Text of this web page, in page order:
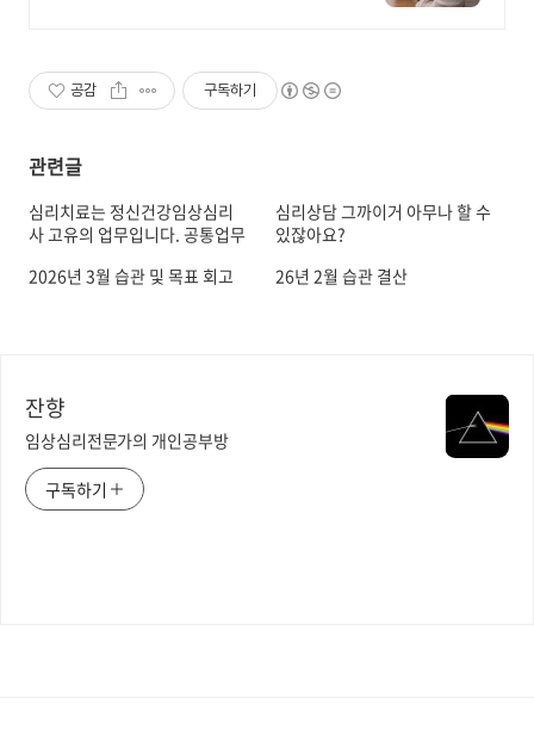
공감 구독하기
관련글
심리치료는 정신건강임상심리
사 고유의 업무입니다. 공통업무
심리상담 그까이거 아무나 할 수
있잖아요?
2026년 3월 습관 및 목표 회고
26년 2월 습관 결산
잔향
임상심리전문가의 개인공부방
구독하기